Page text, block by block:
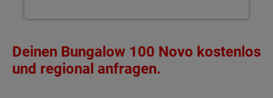
Deinen Bungalow 100 Novo kostenlos
und regional anfragen.